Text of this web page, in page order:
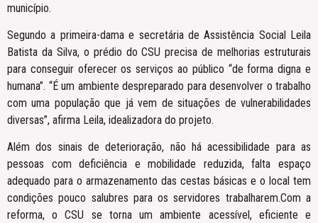
município.
Segundo a primeira-dama e secretária de Assistência Social Leila
Batista da Silva, o prédio do CSU precisa de melhorias estruturais
para conseguir oferecer os serviços ao público “de forma digna e
humana”. “É um ambiente despreparado para desenvolver o trabalho
com uma população que já vem de situações de vulnerabilidades
diversas”, afirma Leila, idealizadora do projeto.
Além dos sinais de deterioração, não há acessibilidade para as
pessoas com deficiência e mobilidade reduzida, falta espaço
adequado para o armazenamento das cestas básicas e o local tem
condições pouco salubres para os servidores trabalharem.Com a
reforma, o CSU se torna um ambiente acessível, eficiente e